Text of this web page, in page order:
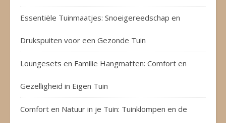
Essentiële Tuinmaatjes: Snoeigereedschap en
Drukspuiten voor een Gezonde Tuin
Loungesets en Familie Hangmatten: Comfort en
Gezelligheid in Eigen Tuin
Comfort en Natuur in je Tuin: Tuinklompen en de